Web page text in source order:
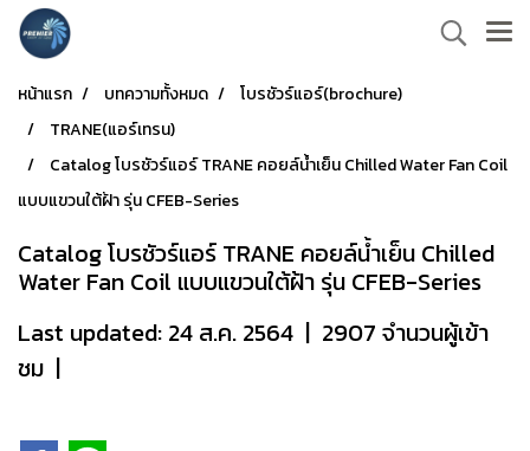
หน้าแรก บทความทั้งหมด
โบรชัวร์แอร์(brochure)
TRANE(แอร์เทรน)
Catalog โบรชัวร์แอร์ TRANE คอยล์น้ำเย็น Chilled Water Fan Coil
แบบแขวนใต้ฝ้า รุ่น CFEB-Series
Catalog โบรชัวร์แอร์ TRANE คอยล์น้ำเย็น Chilled
Water Fan Coil แบบแขวนใต้ฝ้า รุ่น CFEB-Series
Last updated: 24 ส.ค. 2564 | 2907 จำนวนผู้เข้า
ชม |